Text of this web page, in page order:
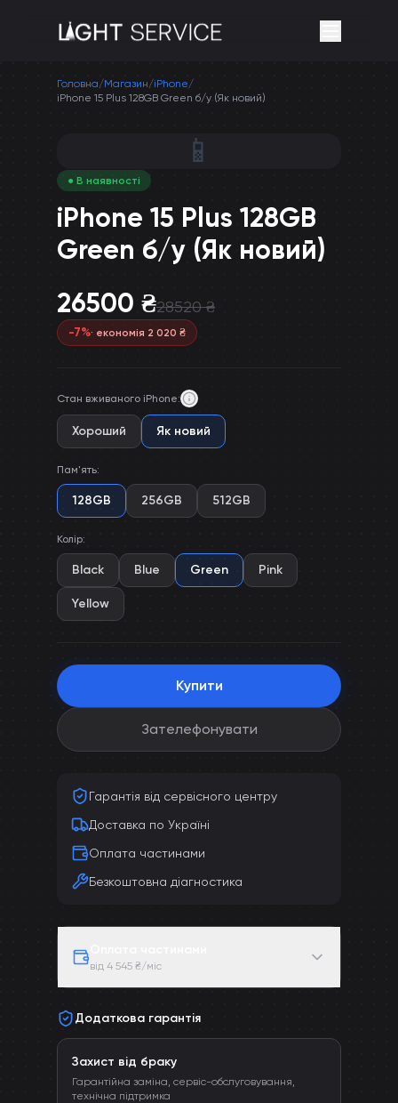
Головна/Магазин/iPhone/
iPhone 15 Plus 128GB Green б/у (Як новий)
📱
● В наявності
iPhone 15 Plus 128GB
Green б/у (Як новий)
26500 ₴28520₴
-7%· економія 2 020 ₴
Стан вживаного iPhone:
Хороший Як новий
Пам'ять:
128GB 256GB 512GB
Колір:
Black Blue Green Pink
Yellow
Купити
Зателефонувати
Гарантія від сервісного центру
Доставка по Україні
Оплата частинами
Безкоштовна діагностика
від 4 545 ₴/міс
Додаткова гарантія
Захист від браку
Гарантійна заміна, сервіс-обслуговування,
технічна підтримка